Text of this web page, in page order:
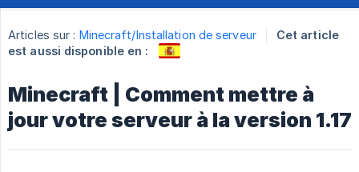
Articles sur : Minecraft/Installation de serveur
Cet article
est aussi disponible en :
Minecraft | Comment mettre à
jour votre serveur à la version 1.17